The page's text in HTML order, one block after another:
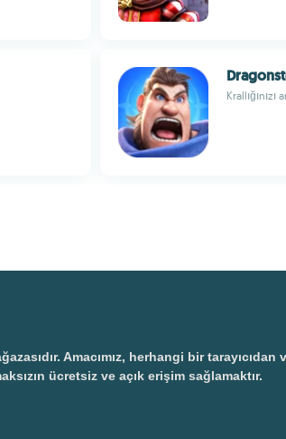
Krallığınızı
Amacımız, herhangi bir tarayıcıdan
ücretsiz ve açık erişim sağlamaktır.